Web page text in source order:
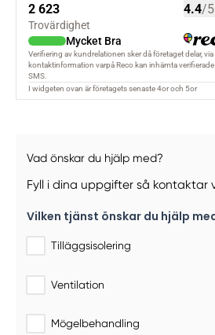
Vad önskar du hjälp med?
Fyll i dina uppgifter så kontaktar
Vilken tjänst önskar du hjälp
Tilläggsisolering
Ventilation
Mögelbehandling